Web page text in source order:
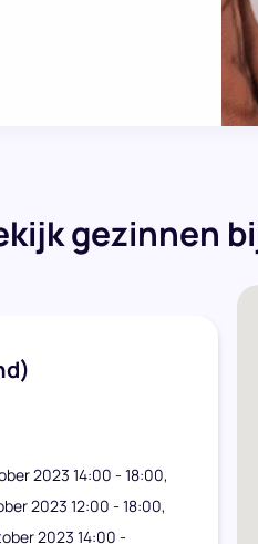
gezinnen
2023 14:00 - 18:00
2023 12:00 - 18:00
2023 14:00 -